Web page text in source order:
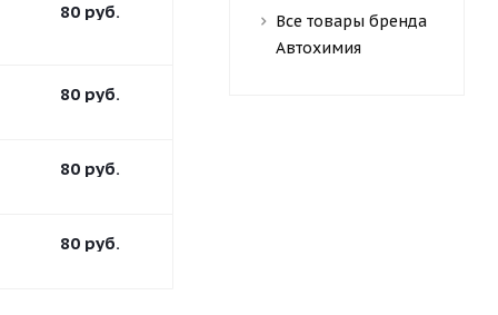
80руб.
80руб.
80руб.
80руб.
Все товары бренда
Автохимия